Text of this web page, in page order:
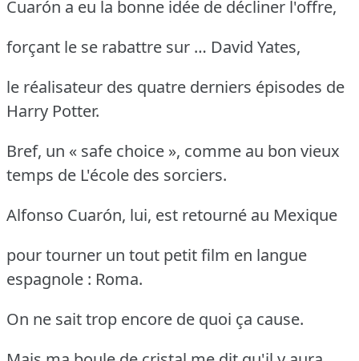
Cuarón a eu la bonne idée de décliner l'offre,
forçant le se rabattre sur … David Yates,
le réalisateur des quatre derniers épisodes de
Harry Potter.
Bref, un « safe choice », comme au bon vieux
temps de L'école des sorciers.
Alfonso Cuarón, lui, est retourné au Mexique
pour tourner un tout petit film en langue
espagnole : Roma.
On ne sait trop encore de quoi ça cause.